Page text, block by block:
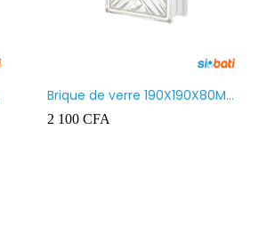
Brique de verre 190X190X80MM
CROSS
2 100 CFA